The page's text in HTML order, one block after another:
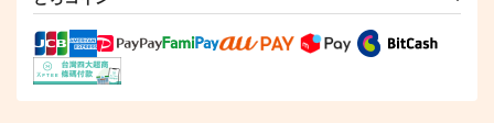
夜とサクラと傀儡人形
【前編】